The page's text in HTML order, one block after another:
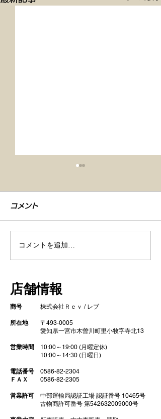
【車検整備・セラミック
コメント
コメントを追加…
店舗情報
商号 株式会社Ｒｅｖ / レブ
所在地 〒493-0005
​ 愛知県一宮市木曽川町里小牧字寺北13
営業時間 10:00～19:00 (月曜定休)
10:00～14:30 (日曜日)
電話番号 0586-82-2304
ＦＡＸ 0586-82-2305
営業許可 中部運輸局認証工場 認証番号 10465号
古物商許可番号 第542632009000号